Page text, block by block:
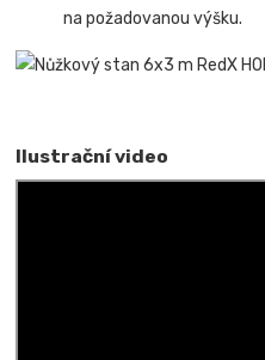
na požadovanou výšku.
Ilustrační video